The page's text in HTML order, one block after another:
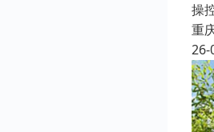
操
重
26-